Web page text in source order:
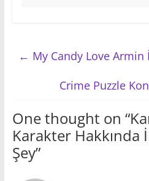
← My Candy Love
Crime Puzzle
One thought on “
Karakter Hakkında
Şey”